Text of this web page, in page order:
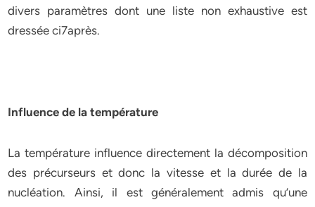
divers paramètres dont une liste non exhaustive est
dressée ci7après.
Influence de la température
La température influence directement la décomposition
des précurseurs et donc la vitesse et la durée de la
nucléation. Ainsi, il est généralement admis qu’une